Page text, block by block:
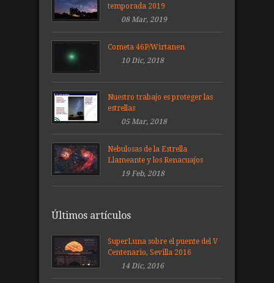
temporada 2019
08 Mar, 2019
Cometa 46P/Wirtanen
10 Dic, 2018
Nuestro trabajo es proteger las
estrellas
05 Mar, 2018
Nebulosas de la Estrella
Llameante y los Renacuajos
19 Feb, 2018
Últimos artículos
SuperLuna sobre el puente del V
Centenario, Sevilla 2016
14 Dic, 2016